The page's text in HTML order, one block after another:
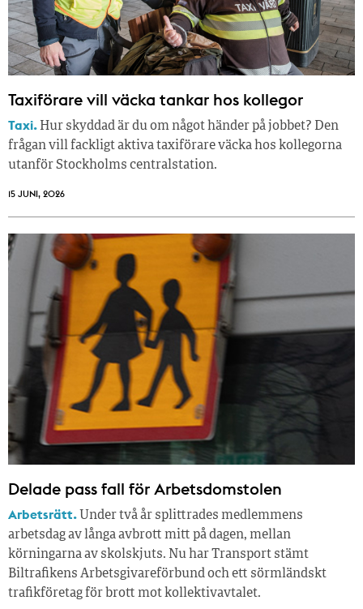
Taxiförare vill väcka tankar hos kollegor
Taxi. Hur skyddad är du om något händer på jobbet? Den
frågan vill fackligt aktiva taxiförare väcka hos kollegorna
utanför Stockholms centralstation.
15 JUNI, 2026
Delade pass fall för Arbetsdomstolen
Arbetsrätt. Under två år splittrades medlemmens
arbetsdag av långa avbrott mitt på dagen, mellan
körningarna av skolskjuts. Nu har Transport stämt
Biltrafikens Arbetsgivareförbund och ett sörmländskt
trafikföretag för brott mot kollektivavtalet.